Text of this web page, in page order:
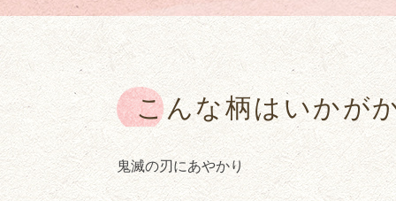
こんな柄はいかが
鬼滅の刃にあやかり